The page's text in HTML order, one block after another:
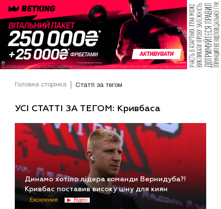
Головна сторінка Статті за тегом
УСІ СТАТТІ ЗА ТЕГОМ: Кривбаса
Динамо хотіло лідера команди Вернидуба?!
Кривбас поставив високу ціну для киян
Ексклюзив Відео